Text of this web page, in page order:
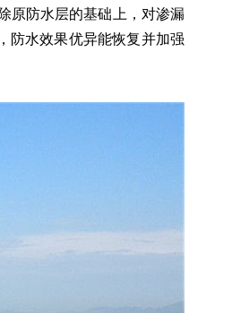
原防水层的基础上，对渗漏
防水效果优异能恢复并加强